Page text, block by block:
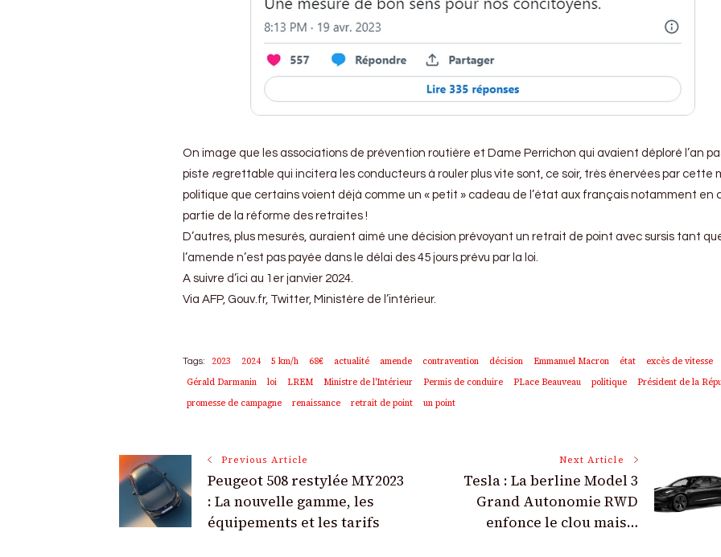
On image que les associations de prévention routière et Dame Perrichon qui avaient déploré l’an
piste regrettable qui incitera les conducteurs à rouler plus vite sont, ce soir, très énervées par cette
politique que certains voient déjà comme un « petit » cadeau de l’état aux français notamment en
partie de la réforme des retraites !
D’autres, plus mesurés, auraient aimé une décision prévoyant un retrait de point avec sursis tant
l’amende n’est pas payée dans le délai des 45 jours prévu par la loi.
A suivre d’ici au 1er janvier 2024.
Via AFP, Gouv.fr, Twitter, Ministère de l’intérieur.
Tags: 2023 2024 5 km/h 68€ actualité amende contravention décision Emmanuel Macron état excès de vitesse
Gérald Darmanin
loi LREM Ministre de l'Intérieur Permis de conduire PLace Beauveau politique
Président de la
promesse de campagne
renaissance retrait de point un point
Post
Navigation
Previous Article
Peugeot 508 restylée MY2023
: La nouvelle gamme, les
équipements et les tarifs
Next Article
Tesla : La berline Model 3
Grand Autonomie RWD
enfonce le clou mais…